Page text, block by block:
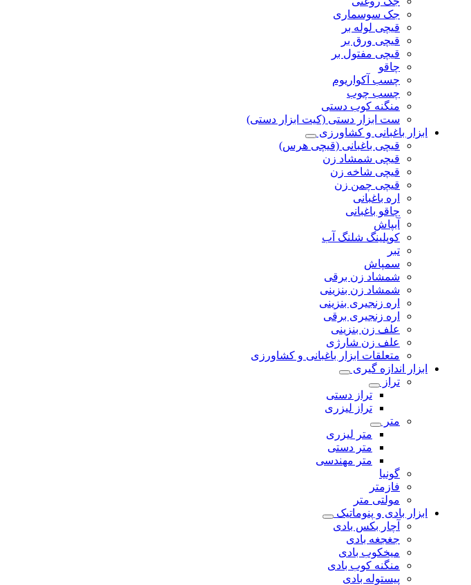
جک سوسماری
قیچی لوله بر
قیچی ورق بر
قیچی مفتول بر
چاقو
چسب آکواریوم
چسب چوب
منگنه کوب دستی
ست ابزار دستی (کیت ابزار دستی)
ابزار باغبانی و کشاورزی
قیچی باغبانی (قیچی هرس)
قیچی شمشاد زن
قیچی شاخه زن
قیچی چمن زن
اره باغبانی
چاقو باغبانی
آبپاش
کوپلینگ شلنگ آب
تبر
سمپاش
شمشاد زن برقی
شمشاد زن بنزینی
اره زنجیری بنزینی
اره زنجیری برقی
علف زن بنزینی
علف زن شارژی
متعلقات ابزار باغبانی و کشاورزی
ابزار اندازه گیری
تراز
تراز دستی
تراز لیزری
متر
متر لیزری
متر دستی
متر مهندسی
گونیا
فازمتر
مولتی متر
ابزار بادی و پنوماتیک
آچار بکس بادی
جغجغه بادی
میخکوب بادی
منگنه کوب بادی
پیستوله بادی